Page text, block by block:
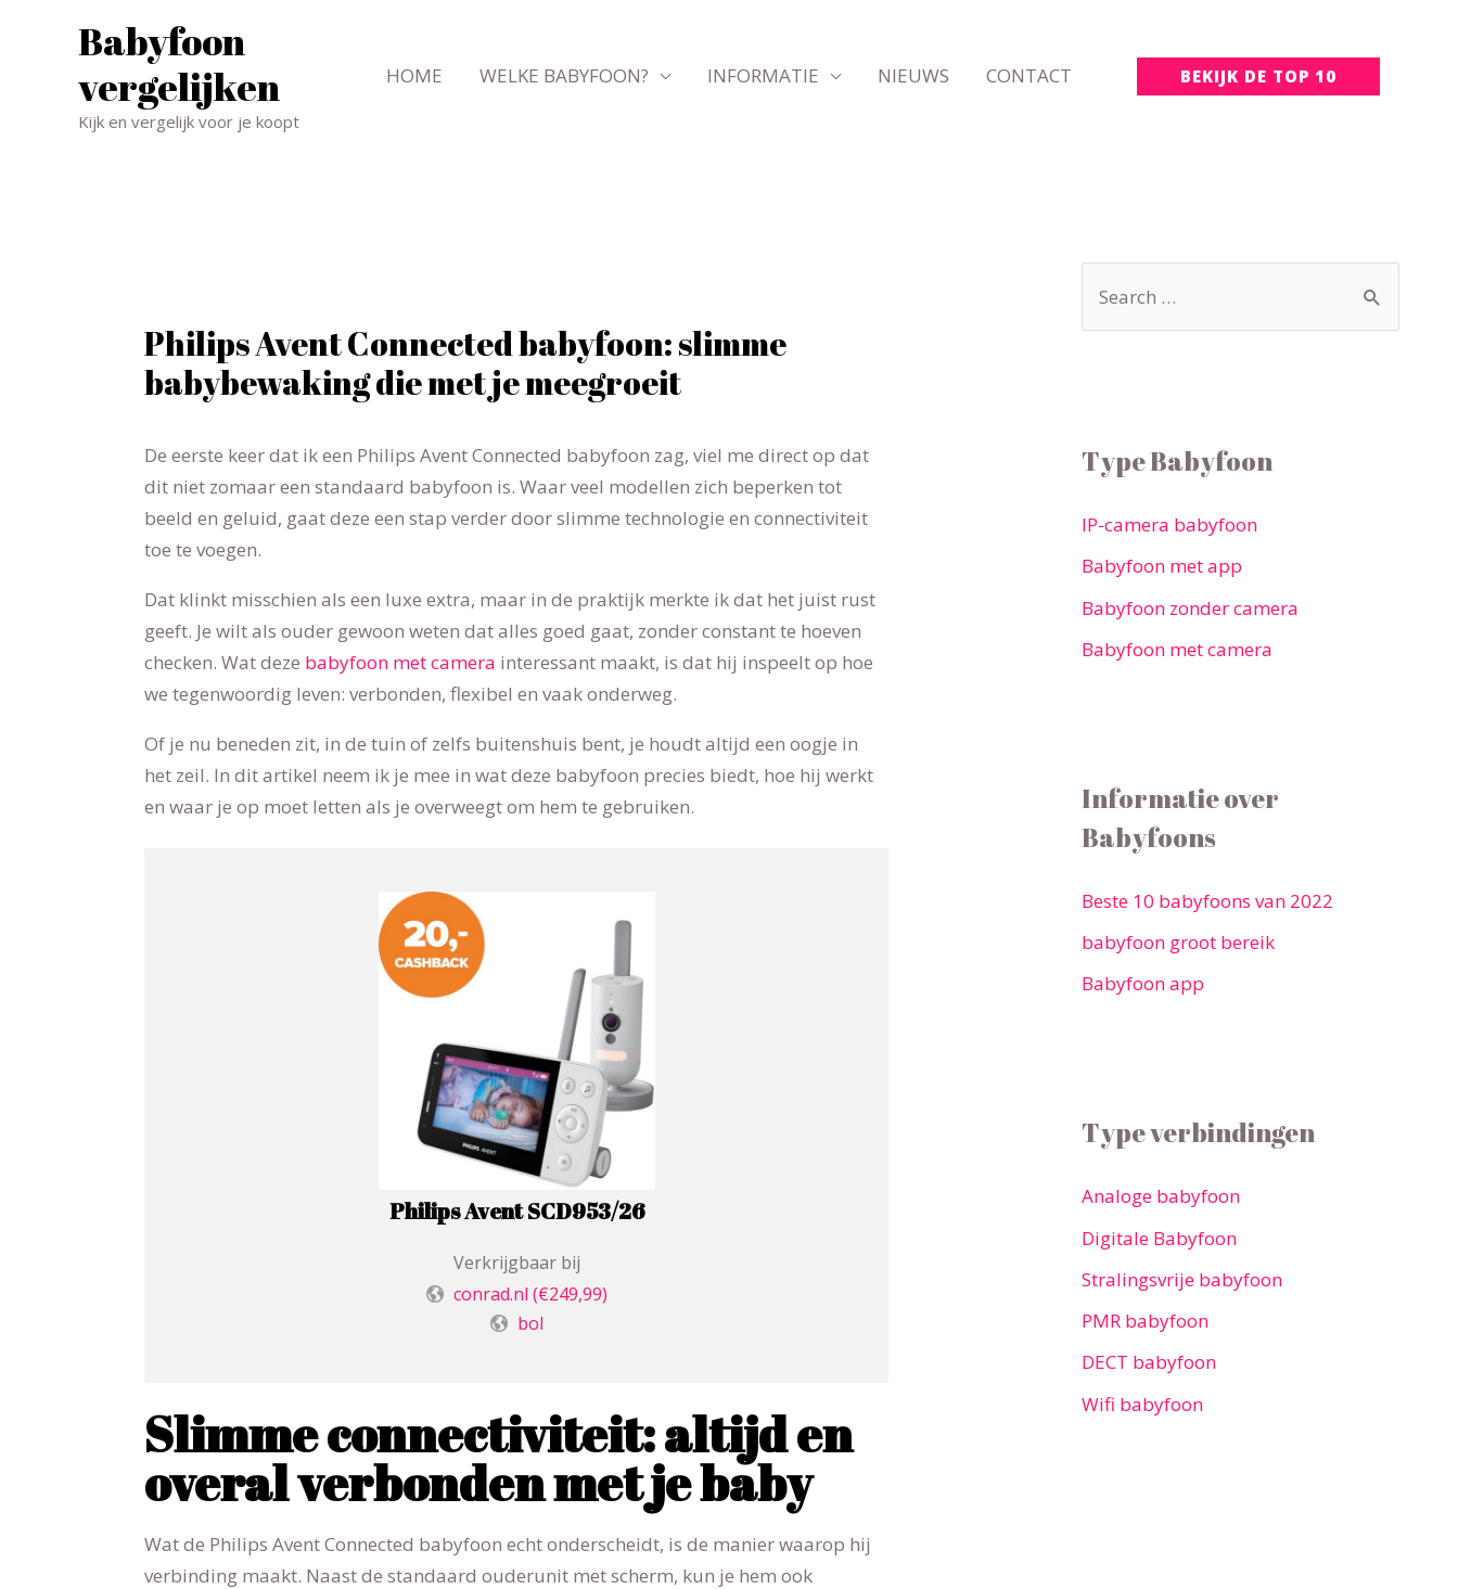
Babyfoon
vergelijken
Kijk en vergelijk voor je koopt
HOME WELKE BABYFOON? INFORMATIE NIEUWS CONTACT BEKIJK DE TOP 10
Philips Avent Connected babyfoon: slimme
babybewaking die met je meegroeit
De eerste keer dat ik een Philips Avent Connected babyfoon zag, viel me direct op dat
dit niet zomaar een standaard babyfoon is. Waar veel modellen zich beperken tot
beeld en geluid, gaat deze een stap verder door slimme technologie en connectiviteit
toe te voegen.
Dat klinkt misschien als een luxe extra, maar in de praktijk merkte ik dat het juist rust
geeft. Je wilt als ouder gewoon weten dat alles goed gaat, zonder constant te hoeven
checken. Wat deze babyfoon met camera interessant maakt, is dat hij inspeelt op hoe
we tegenwoordig leven: verbonden, flexibel en vaak onderweg.
Of je nu beneden zit, in de tuin of zelfs buitenshuis bent, je houdt altijd een oogje in
het zeil. In dit artikel neem ik je mee in wat deze babyfoon precies biedt, hoe hij werkt
en waar je op moet letten als je overweegt om hem te gebruiken.
Philips Avent SCD953/26
Verkrijgbaar bij
conrad.nl (€249,99)
bol
Slimme connectiviteit: altijd en
overal verbonden met je baby
Wat de Philips Avent Connected babyfoon echt onderscheidt, is de manier waarop hij
verbinding maakt. Naast de standaard ouderunit met scherm, kun je hem ook
Type Babyfoon
IP-camera babyfoon
Babyfoon met app
Babyfoon zonder camera
Babyfoon met camera
Informatie over
Babyfoons
Beste 10 babyfoons van 2022
babyfoon groot bereik
Babyfoon app
Type verbindingen
Analoge babyfoon
Digitale Babyfoon
Stralingsvrije babyfoon
PMR babyfoon
DECT babyfoon
Wifi babyfoon